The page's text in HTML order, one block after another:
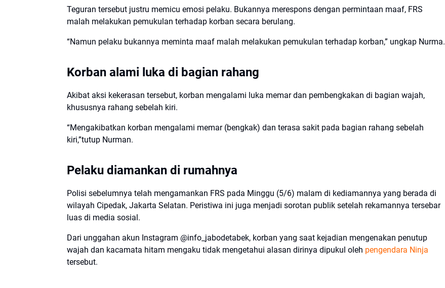
Teguran tersebut justru memicu emosi pelaku. Bukannya merespons dengan permintaan maaf, FRS
malah melakukan pemukulan terhadap korban secara berulang.
“Namun pelaku bukannya meminta maaf malah melakukan pemukulan terhadap korban,” ungkap Nurma.
Korban alami luka di bagian rahang
Akibat aksi kekerasan tersebut, korban mengalami luka memar dan pembengkakan di bagian wajah,
khususnya rahang sebelah kiri.
“Mengakibatkan korban mengalami memar (bengkak) dan terasa sakit pada bagian rahang sebelah
kiri,”tutup Nurman.
Pelaku diamankan di rumahnya
Polisi sebelumnya telah mengamankan FRS pada Minggu (5/6) malam di kediamannya yang berada di
wilayah Cipedak, Jakarta Selatan. Peristiwa ini juga menjadi sorotan publik setelah rekamannya tersebar
luas di media sosial.
Dari unggahan akun Instagram @info_jabodetabek, korban yang saat kejadian mengenakan penutup
wajah dan kacamata hitam mengaku tidak mengetahui alasan dirinya dipukul oleh pengendara Ninja
tersebut.